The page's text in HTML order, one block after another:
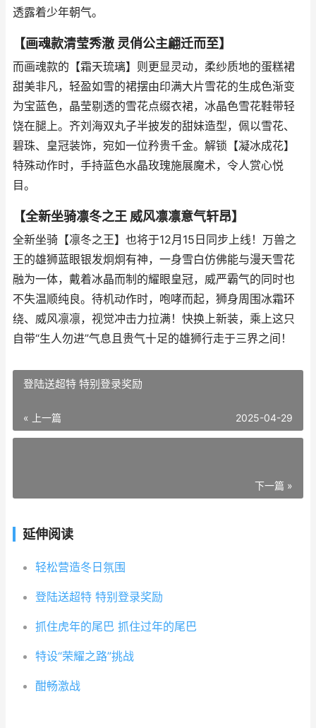
透露着少年朝气。
【画魂款清莹秀澈 灵俏公主翩迁而至】
而画魂款的【霜天琉璃】则更显灵动，柔纱质地的蛋糕裙
甜美非凡，轻盈如雪的裙摆由印满大片雪花的生成色渐变
为宝蓝色，晶莹剔透的雪花点缀衣裙，冰晶色雪花鞋带轻
饶在腿上。齐刘海双丸子半披发的甜妹造型，佩以雪花、
碧珠、皇冠装饰，宛如一位矜贵千金。解锁【凝冰成花】
特殊动作时，手持蓝色水晶玫瑰施展魔术，令人赏心悦
目。
【全新坐骑凛冬之王 威风凛凛意气轩昂】
全新坐骑【凛冬之王】也将于12月15日同步上线！万兽之
王的雄狮蓝眼银发炯炯有神，一身雪白仿佛能与漫天雪花
融为一体，戴着冰晶而制的耀眼皇冠，威严霸气的同时也
不失温顺纯良。待机动作时，咆哮而起，狮身周围冰霜环
绕、威风凛凛，视觉冲击力拉满！快换上新装，乘上这只
自带“生人勿进”气息且贵气十足的雄狮行走于三界之间！
登陆送超特 特别登录奖励
« 上一篇 2025-04-29
下一篇 »
延伸阅读
轻松营造冬日氛围
登陆送超特 特别登录奖励
抓住虎年的尾巴 抓住过年的尾巴
特设“荣耀之路”挑战
酣畅激战